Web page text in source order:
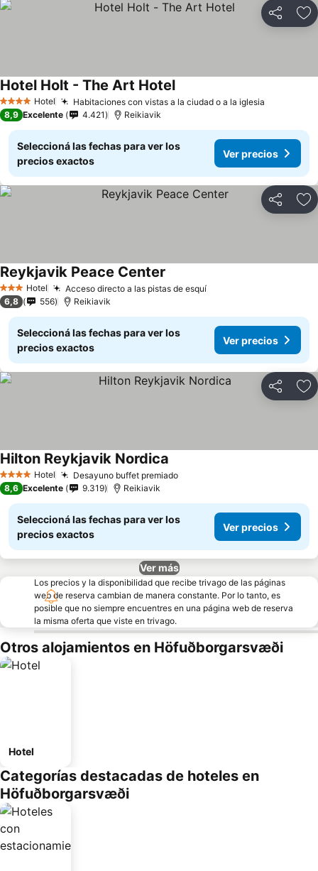
Compartir
4 EstrellasHotel Habitaciones con vistas a la ciudad o a la iglesia
Hotel Holt - The Art Hotel
8,9 Excelente 4.421 Reikiavik
Seleccioná las fechas para ver los
precios exactos
Ver precios
Compartir
3 Estrellas
Hotel Acceso directo a las pistas de esquí
Reykjavik Peace Center
6,8 556 Reikiavik
Seleccioná las fechas para ver los
precios exactos
Ver precios
Compartir
4 EstrellasHotel Desayuno buffet premiado
Hilton Reykjavik Nordica
8,6 Excelente 9.319 Reikiavik
Seleccioná las fechas para ver los
precios exactos
Ver precios
Ver más
Los precios y la disponibilidad que recibe trivago de las páginas
web de reserva cambian de manera constante. Por lo tanto, es
posible que no siempre encuentres en una página web de reserva
la misma oferta que viste en trivago.
Otros alojamientos en Höfuðborgarsvæði
Hotel
Categorías destacadas de hoteles en
Höfuðborgarsvæði